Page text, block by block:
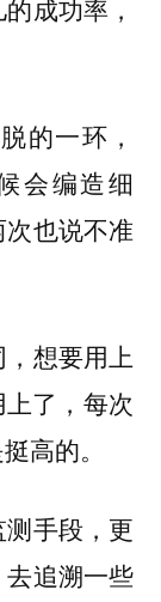
成功率，
的一环，
会编造细
也说不准
想要用上
了，每次
高的。
手段，更
追溯一些